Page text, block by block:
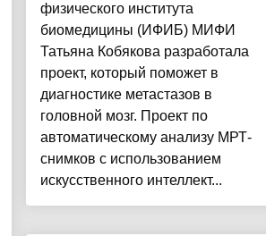
физического института
биомедицины (ИФИБ) МИФИ
Татьяна Кобякова разработала
проект, который поможет в
диагностике метастазов в
головной мозг. Проект по
автоматическому анализу МРТ-
снимков с использованием
искусственного интеллект...